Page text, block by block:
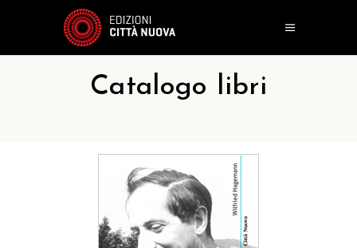
Catalogo libri